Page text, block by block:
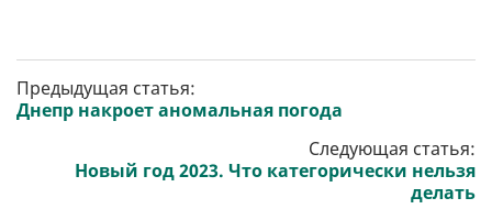
Предыдущая статья:
Днепр накроет аномальная погода
Следующая статья:
Новый год 2023. Что категорически нельзя
делать